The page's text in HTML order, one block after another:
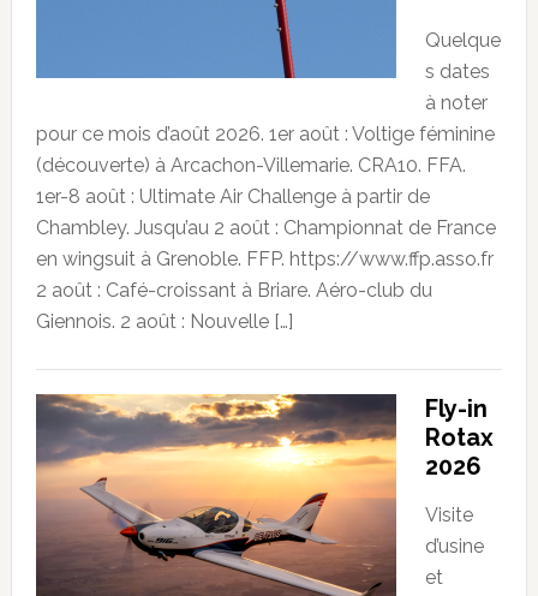
Quelque
s dates
à noter
pour ce mois d’août 2026. 1er août : Voltige féminine
(découverte) à Arcachon-Villemarie. CRA10. FFA.
1er-8 août : Ultimate Air Challenge à partir de
Chambley. Jusqu’au 2 août : Championnat de France
en wingsuit à Grenoble. FFP. https://www.ffp.asso.fr
2 août : Café-croissant à Briare. Aéro-club du
Giennois. 2 août : Nouvelle […]
Fly-in
Rotax
2026
Visite
d’usine
et